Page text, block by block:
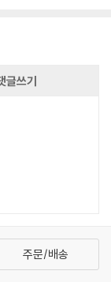
글쓰기
주문/배송